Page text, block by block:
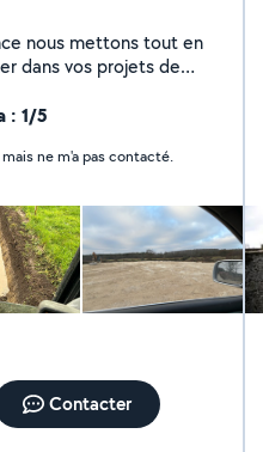
nous mettons tout en
dans vos projets de
: 1/5
ne m'a pas contacté.
Contacter